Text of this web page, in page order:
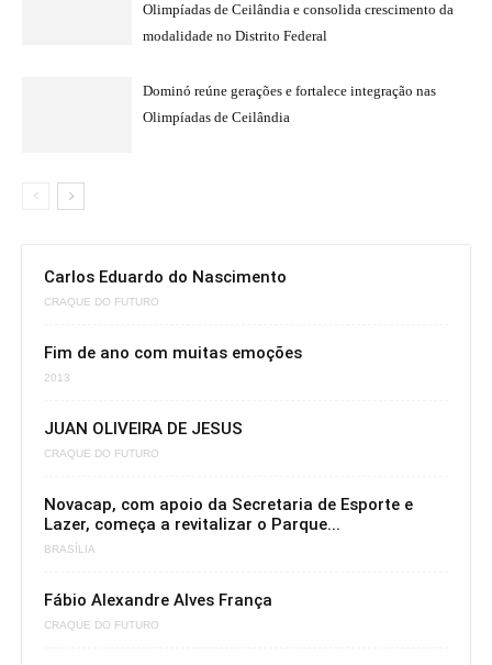
Olimpíadas de Ceilândia e consolida crescimento da
modalidade no Distrito Federal
Dominó reúne gerações e fortalece integração nas
Olimpíadas de Ceilândia
Carlos Eduardo do Nascimento
CRAQUE DO FUTURO
Fim de ano com muitas emoções
2013
JUAN OLIVEIRA DE JESUS
CRAQUE DO FUTURO
Novacap, com apoio da Secretaria de Esporte e
Lazer, começa a revitalizar o Parque...
BRASÍLIA
Fábio Alexandre Alves França
CRAQUE DO FUTURO